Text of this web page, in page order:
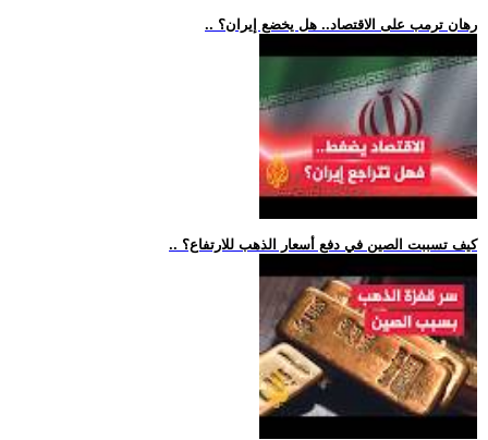
.. رهان ترمب على الاقتصاد.. هل يخضع إيران؟
.. كيف تسببت الصين في دفع أسعار الذهب للارتفاع؟